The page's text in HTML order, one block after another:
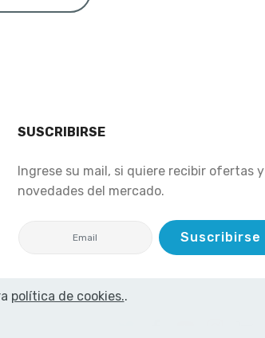
SUSCRIBIRSE
Ingrese su mail, si quiere recibir ofertas y
novedades del mercado.
Suscribirse
política de cookies..